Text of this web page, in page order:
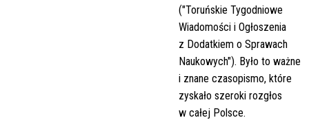
("Toruńskie Tygodniowe
Wiadomości i Ogłoszenia
z Dodatkiem o Sprawach
Naukowych"). Było to ważne
i znane czasopismo, które
zyskało szeroki rozgłos
w całej Polsce.